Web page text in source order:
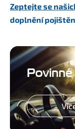
Zeptejte se
doplnění